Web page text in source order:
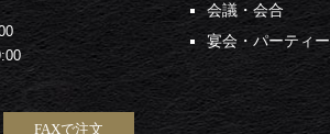
会議・会合
宴会・パーティー
FAXで注文